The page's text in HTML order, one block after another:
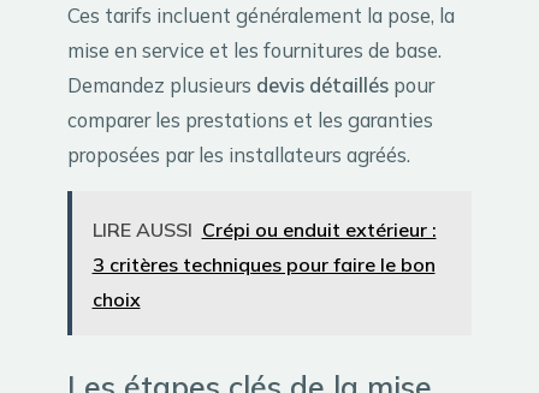
Ces tarifs incluent généralement la pose, la
mise en service et les fournitures de base.
Demandez plusieurs devis détaillés pour
comparer les prestations et les garanties
proposées par les installateurs agréés.
LIRE AUSSI Crépi ou enduit extérieur :
3 critères techniques pour faire le bon
choix